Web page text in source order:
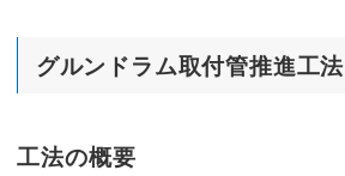
グルンドラム取付管推進工法
工法の概要